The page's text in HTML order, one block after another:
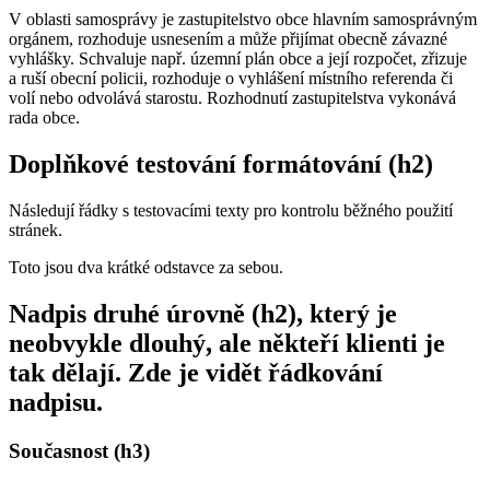
V oblasti samosprávy je zastupitelstvo obce hlavním samosprávným
orgánem, rozhoduje usnesením a může přijímat obecně závazné
vyhlášky. Schvaluje např. územní plán obce a její rozpočet, zřizuje
a ruší obecní policii, rozhoduje o vyhlášení místního referenda či
volí nebo odvolává starostu. Rozhodnutí zastupitelstva vykonává
rada obce.
Doplňkové testování formátování (h2)
Následují řádky s testovacími texty pro kontrolu běžného použití
stránek.
Toto jsou dva krátké odstavce za sebou.
Nadpis druhé úrovně (h2), který je
neobvykle dlouhý, ale někteří klienti je
tak dělají. Zde je vidět řádkování
nadpisu.
Současnost (h3)